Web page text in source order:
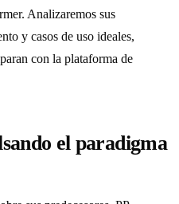
Analizaremos sus
y casos de uso ideales,
con la plataforma de
el paradigma